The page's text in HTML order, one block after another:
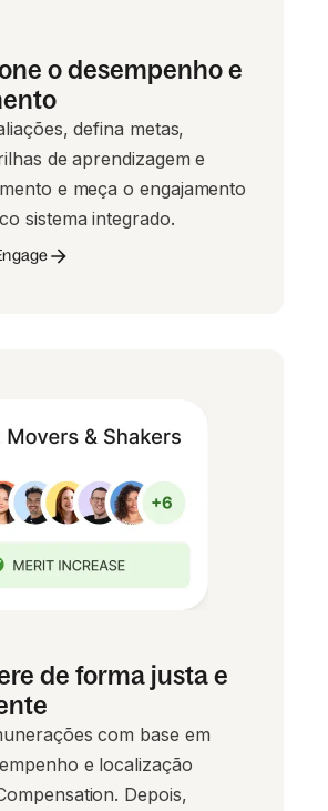
o desempenho e
defina metas,
de aprendizagem e
e meça o engajamento
sistema integrado.
de forma justa e
com base em
e localização
Depois,